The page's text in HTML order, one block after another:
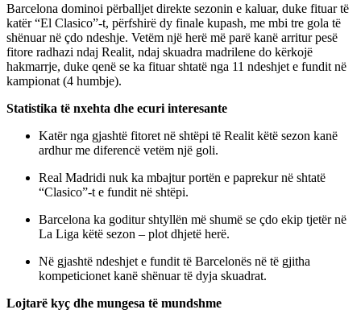
Barcelona dominoi përballjet direkte sezonin e kaluar, duke fituar të
katër “El Clasico”-t, përfshirë dy finale kupash, me mbi tre gola të
shënuar në çdo ndeshje. Vetëm një herë më parë kanë arritur pesë
fitore radhazi ndaj Realit, ndaj skuadra madrilene do kërkojë
hakmarrje, duke qenë se ka fituar shtatë nga 11 ndeshjet e fundit në
kampionat (4 humbje).
Statistika të nxehta dhe ecuri interesante
Katër nga gjashtë fitoret në shtëpi të Realit këtë sezon kanë
ardhur me diferencë vetëm një goli.
Real Madridi nuk ka mbajtur portën e paprekur në shtatë
“Clasico”-t e fundit në shtëpi.
Barcelona ka goditur shtyllën më shumë se çdo ekip tjetër në
La Liga këtë sezon – plot dhjetë herë.
Në gjashtë ndeshjet e fundit të Barcelonës në të gjitha
kompeticionet kanë shënuar të dyja skuadrat.
Lojtarë kyç dhe mungesa të mundshme